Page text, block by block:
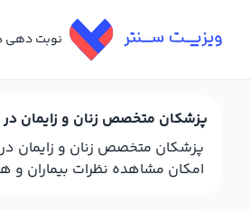
نوبت دهی
پزشکان متخصص زنان و زایمان در
پزشکان متخصص زنان و زایمان
امکان مشاهده نظرات بیماران و